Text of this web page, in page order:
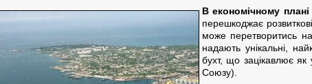
В економічному плані
перешкоджає
може перетворитись
надають унікальні,
бухт, що зацікавлює як
Союзу).